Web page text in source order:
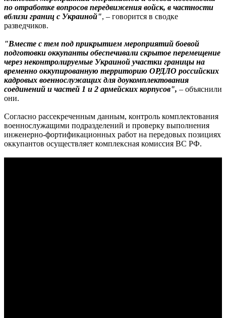
по отработке вопросов передвижения войск, в частности
вблизи границ с Украиной", – говорится в сводке
разведчиков.
"Вместе с тем под прикрытием мероприятий боевой
подготовки оккупанты обеспечивали скрытое перемещение
через неконтролируемые Украиной участки границы на
временно оккупированную территорию ОРДЛО российских
кадровых военнослужащих для доукомплектования
соединений и частей 1 и 2 армейских корпусов", – объяснили
они.
Согласно рассекреченным данным, контроль комплектования
военнослужащими подразделений и проверку выполнения
инженерно-фортификационных работ на передовых позициях
оккупантов осуществляет комплексная комиссия ВС РФ.